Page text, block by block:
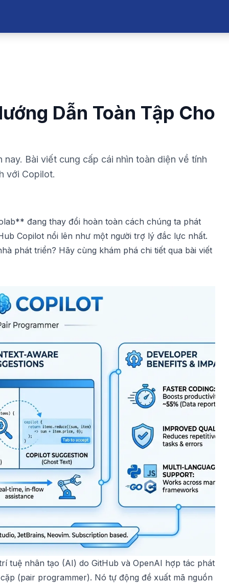
Dẫn Toàn Tập Cho
Bài viết cung cấp cái nhìn toàn diện về tính
với Copilot.
** đang thay đổi hoàn toàn cách chúng ta phát
Copilot nổi lên như một người trợ lý đắc lực nhất.
phát triển? Hãy cùng khám phá chi tiết qua bài viết
tuệ nhân tạo (AI) do GitHub và OpenAI hợp tác phát
(pair programmer). Nó tự động đề xuất mã nguồn